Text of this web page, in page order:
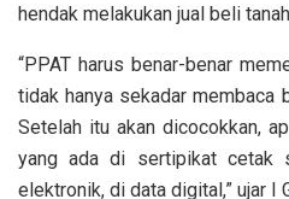
hendak melakukan jual beli
“PPAT harus benar-benar
tidak hanya sekadar membaca
Setelah itu akan dicocokkan,
yang ada di sertipikat cetak
elektronik, di data digital,” ujar I